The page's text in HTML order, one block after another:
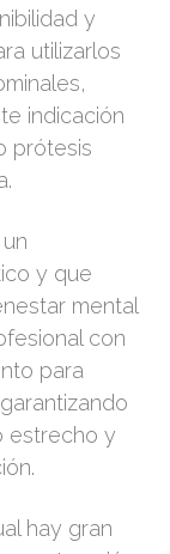
y
utilizarlos
indicación
prótesis
y que
mental
con
para
estrecho y
hay gran